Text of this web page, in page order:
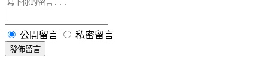
公開留言 私密留言
發佈留言